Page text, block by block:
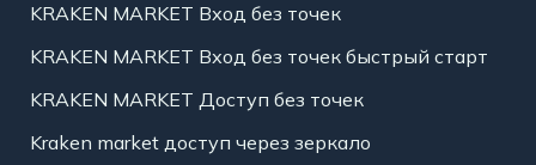
KRAKEN MARKET Вход без точек
KRAKEN MARKET Вход без точек быстрый старт
KRAKEN MARKET Доступ без точек
Kraken market доступ через зеркало